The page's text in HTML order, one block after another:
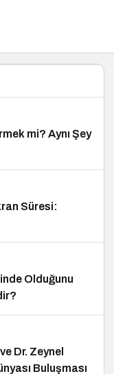
mi? Aynı Şey
Süresi:
Olduğunu
Dr. Zeynel
Buluşması